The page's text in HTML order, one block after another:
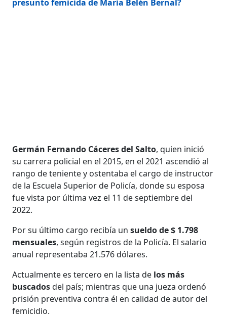
presunto femicida de María Belén Bernal?
Germán Fernando Cáceres del Salto, quien inició
su carrera policial en el 2015, en el 2021 ascendió al
rango de teniente y ostentaba el cargo de instructor
de la Escuela Superior de Policía, donde su esposa
fue vista por última vez el 11 de septiembre del
2022.
Por su último cargo recibía un sueldo de $ 1.798
mensuales, según registros de la Policía. El salario
anual representaba 21.576 dólares.
Actualmente es tercero en la lista de los más
buscadosdel país; mientras que una jueza ordenó
prisión preventiva contra él en calidad de autor del
femicidio.